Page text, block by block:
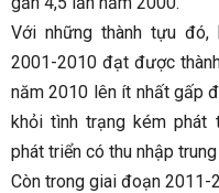
Với những thành tựu
2001-2010 đạt được
năm 2010 lên ít nhất gấp
khỏi tình trạng kém phát
phát triển có thu nhập trung
Còn trong giai đoạn 2011-